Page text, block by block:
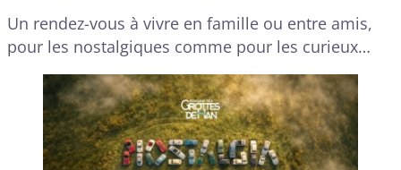
Un rendez-vous à vivre en famille ou entre amis,
pour les nostalgiques comme pour les curieux…